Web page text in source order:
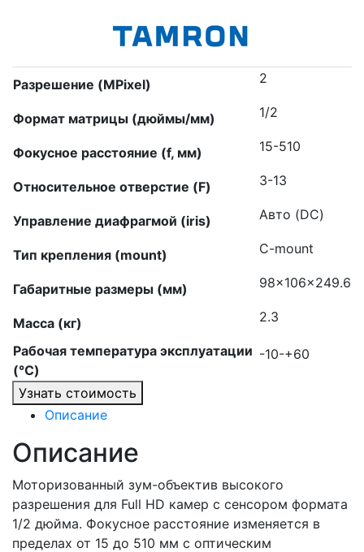
Разрешение (MPixel) 2
Формат матрицы (дюймы/мм) 1/2
Фокусное расстояние (f, мм) 15-510
Относительное отверстие (F) 3-13
Управление диафрагмой (iris) Авто (DC)
Тип крепления (mount) C-mount
Габаритные размеры (мм) 98x106x249.6
Масса (кг) 2.3
Рабочая температура эксплуатации
(°C)
-10-+60
Узнать стоимость
Описание
Описание
Моторизованный зум-объектив высокого
разрешения для Full HD камер с сенсором формата
1/2 дюйма. Фокусное расстояние изменяется в
пределах от 15 до 510 мм с оптическим